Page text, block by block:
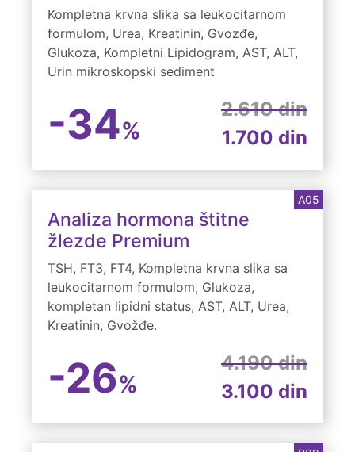
Kompletna krvna slika sa leukocitarnom
formulom, Urea, Kreatinin, Gvozđe,
Glukoza, Kompletni Lipidogram, AST, ALT,
Urin mikroskopski sediment
-34%
2.610 din
1.700 din
A05
Analiza hormona štitne
žlezde Premium
TSH, FT3, FT4, Kompletna krvna slika sa
leukocitarnom formulom, Glukoza,
kompletan lipidni status, AST, ALT, Urea,
Kreatinin, Gvožđe.
-26%
4.190 din
3.100 din